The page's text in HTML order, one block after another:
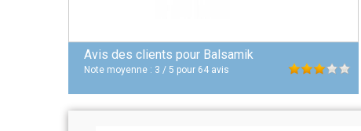
Avis des clients pour Balsamik
Note moyenne : 3 / 5 pour 64 avis